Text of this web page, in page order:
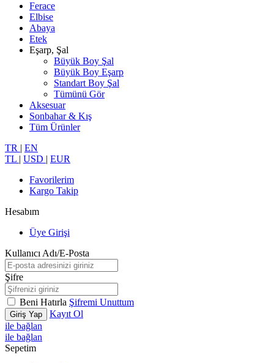
Ferace
Elbise
Abaya
Etek
Eşarp, Şal
Büyük Boy Şal
Büyük Boy Eşarp
Standart Boy Şal
Tümünü Gör
Aksesuar
Sonbahar & Kış
Tüm Ürünler
TR | EN
TL | USD | EUR
Favorilerim
Kargo Takip
Hesabım
Üye Girişi
Kullanıcı Adı/E-Posta
Şifre
Beni Hatırla Şifremi Unuttum
Giriş Yap
Kayıt Ol
ile bağlan
ile bağlan
Sepetim